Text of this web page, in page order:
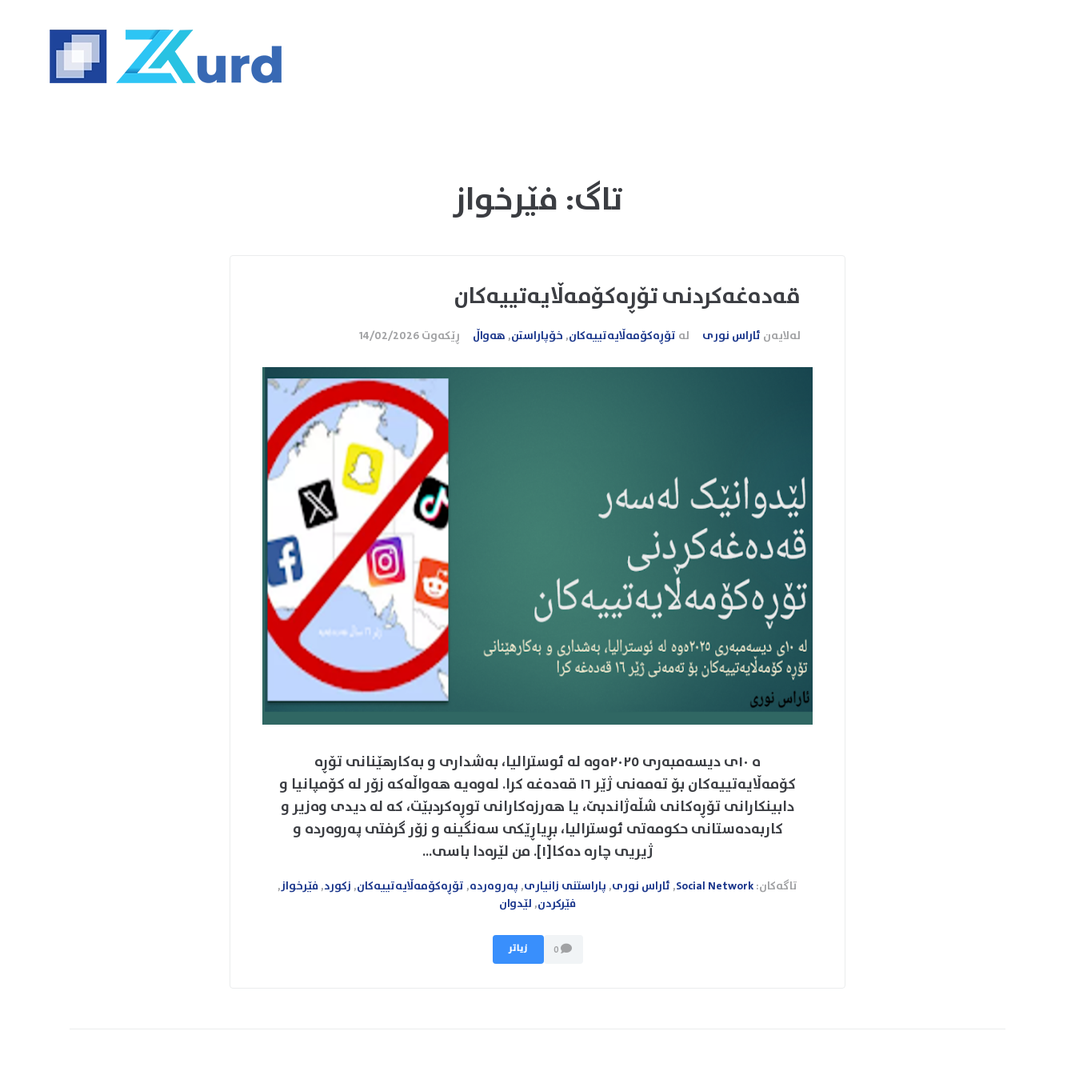
تاگ: فێرخواز
قەدەغەکردنی تۆڕەکۆمەڵایەتییەکان
لەلایەن ئاراس نوری لە تۆڕەکۆمەڵایەتییەکان,خۆپاراستن,هەواڵ ڕێکەوت14/02/2026
ە ١٠ی دیسەمبەری ٢٠٢٥ەوە لە ئوسترالیا، بەشداری و بەکارهێنانی تۆڕە
کۆمەڵایەتییەکان بۆ تەمەنی ژێر ١٦ قەدەغە کرا. لەوەیە هەواڵەکە زۆر لە کۆمپانیا و
دابینکارانی تۆڕەکانی شڵەژاندبێ، یا هەرزەکارانی توڕەکردبێت، کە لە دیدی وەزیر و
کاربەدەستانی حکومەتی ئوسترالیا، بڕیاڕێکی سەنگینە و زۆر گرفتی پەروەردە و
ژیریی چارە دەکا[١]. من لێرەدا باسی...
تاگەکان:Social Network
,ئاراس نوری,پاراستنی زانیاری,پەروەردە,تۆڕەکۆمەڵایەتییەکان,زکورد,فێرخواز,
فێرکردن,لێدوان
زیاتر